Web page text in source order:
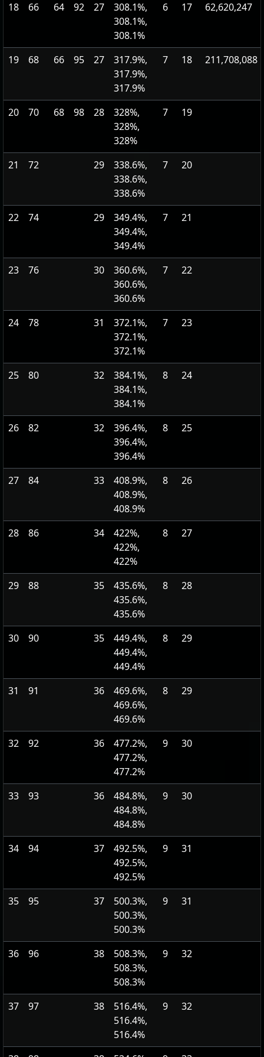
18 66 64 92 27
308.1%,
308.1%,
308.1%
6 17 62,620,247
19 68 66 95 27
317.9%,
317.9%,
317.9%
7 18 211,708,088
20 70 68 98 28
328%,
328%,
328%
7 19
21 72 29
338.6%,
338.6%,
338.6%
7 20
22 74 29
349.4%,
349.4%,
349.4%
7 21
23 76 30
360.6%,
360.6%,
360.6%
7 22
24 78 31
372.1%,
372.1%,
372.1%
7 23
25 80 32
384.1%,
384.1%,
384.1%
8 24
26 82 32
396.4%,
396.4%,
396.4%
8 25
27 84 33
408.9%,
408.9%,
408.9%
8 26
28 86 34
422%,
422%,
422%
8 27
29 88 35
435.6%,
435.6%,
435.6%
8 28
30 90 35
449.4%,
449.4%,
449.4%
8 29
31 91 36
469.6%,
469.6%,
469.6%
8 29
32 92 36
477.2%,
477.2%,
477.2%
9 30
33 93 36
484.8%,
484.8%,
484.8%
9 30
34 94 37
492.5%,
492.5%,
492.5%
9 31
35 95 37
500.3%,
500.3%,
500.3%
9 31
36 96 38
508.3%,
508.3%,
508.3%
9 32
37 97 38
516.4%,
516.4%,
516.4%
9 32